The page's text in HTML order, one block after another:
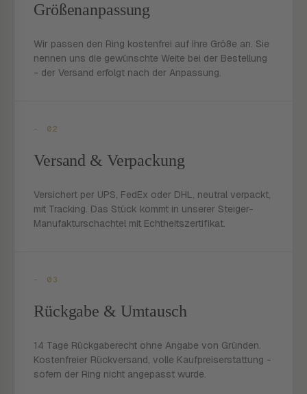
Größenanpassung
Wir passen den Ring kostenfrei auf Ihre Größe an. Sie
nennen uns die gewünschte Weite bei der Bestellung
- der Versand erfolgt nach der Anpassung.
- 02
Versand & Verpackung
Versichert per UPS, FedEx oder DHL, neutral verpackt,
mit Tracking. Das Stück kommt in unserer Steiger-
Manufakturschachtel mit Echtheitszertifikat.
- 03
Rückgabe & Umtausch
14 Tage Rückgaberecht ohne Angabe von Gründen.
Kostenfreier Rückversand, volle Kaufpreiserstattung -
sofern der Ring nicht angepasst wurde.